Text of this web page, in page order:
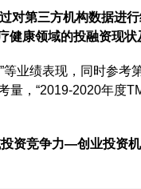
对第三方机构数据进
健康领域的投融资现状
等业绩表现，同时参
，“2019-2020年度
资竞争力—创业投资